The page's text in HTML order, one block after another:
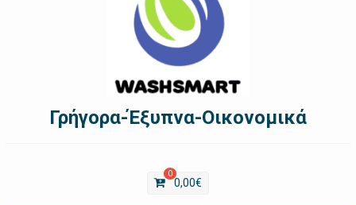
Γρήγορα-Έξυπνα-Οικονομικά
0
0,00€